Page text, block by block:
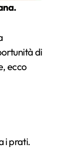
di
ecco
i prati.